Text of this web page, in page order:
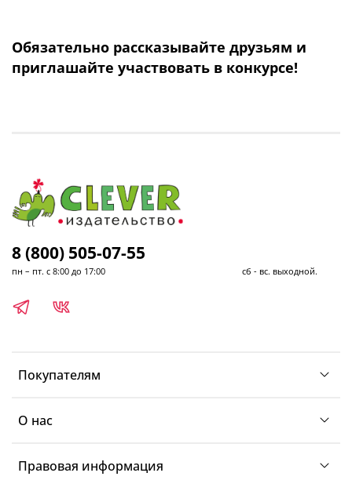
Обязательно рассказывайте друзьям и
приглашайте участвовать в конкурсе!
Покупателям
О нас
Правовая информация
8 (800) 505-07-55
пн – пт. с 8:00 до 17:00 сб - вс. выходной.